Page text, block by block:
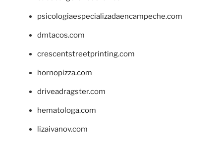
psicologiaespecializadaencampeche.com
dmtacos.com
crescentstreetprinting.com
hornopizza.com
driveadragster.com
hematologa.com
lizaivanov.com